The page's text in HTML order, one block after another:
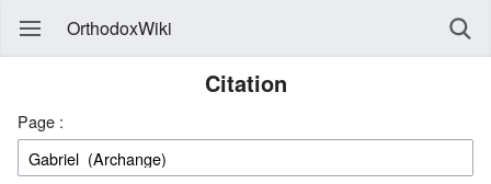
OrthodoxWiki
Citation
Page :